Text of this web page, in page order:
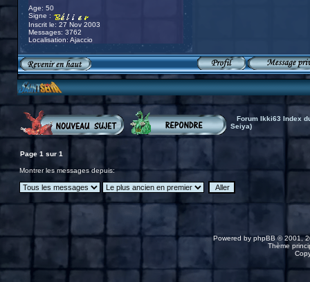
Age: 50
Signe :
Inscrit le: 27 Nov 2003
Messages: 3762
Localisation: Ajaccio
Forum Ikki63 Index
Seiya)
Page 1 sur 1
Montrer les messages depuis:
Powered by phpBB© 2001,
Thème